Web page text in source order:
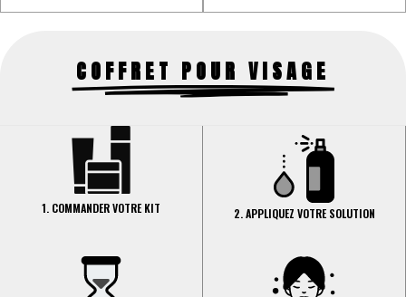
COFFRET POUR VISAGE
1. COMMANDER VOTRE KIT 2. APPLIQUEZ VOTRE SOLUTION